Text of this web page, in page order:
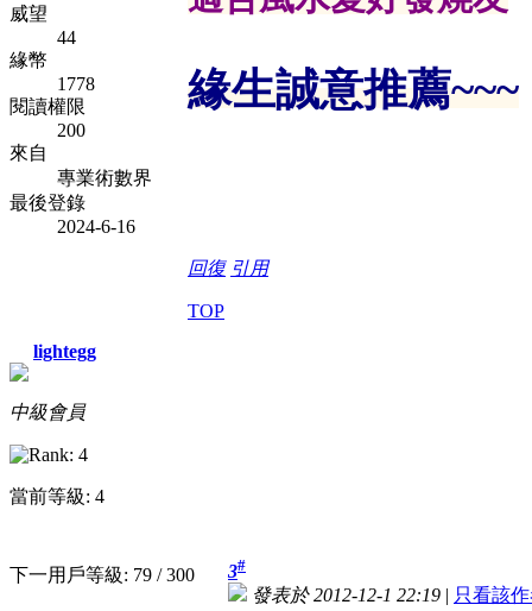
威望
44
緣幣
1778
閱讀權限
200
來自
專業術數界
最後登錄
2024-6-16
緣生誠意推薦~~~
回復 引用
TOP
lightegg
中級會員
當前等級: 4
下一用戶等級: 79 / 300 3#
發表於 2012-12-1 22:19 | 只看該